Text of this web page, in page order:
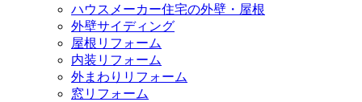
ハウスメーカー住宅の外壁・屋根
外壁サイディング
屋根リフォーム
内装リフォーム
外まわりリフォーム
窓リフォーム